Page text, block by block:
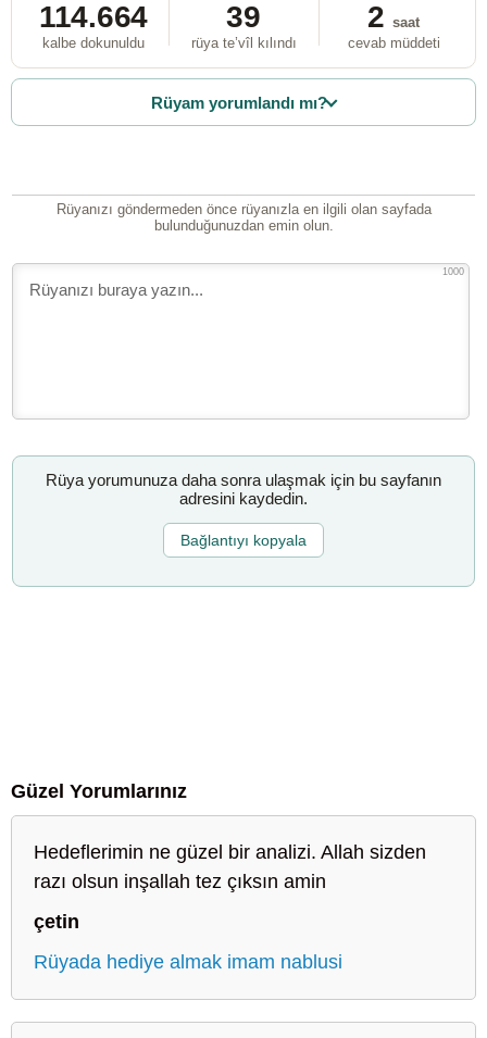
114.664
kalbe dokunuldu
39
rüya te’vîl kılındı
2 saat
cevab müddeti
Rüyam yorumlandı mı?
Rüyanızı göndermeden önce rüyanızla en ilgili olan sayfada
bulunduğunuzdan emin olun.
1000
Rüya yorumunuza daha sonra ulaşmak için bu sayfanın
adresini kaydedin.
Bağlantıyı kopyala
Güzel Yorumlarınız
Hedeflerimin ne güzel bir analizi. Allah sizden
razı olsun inşallah tez çıksın amin
çetin
Rüyada hediye almak imam nablusi